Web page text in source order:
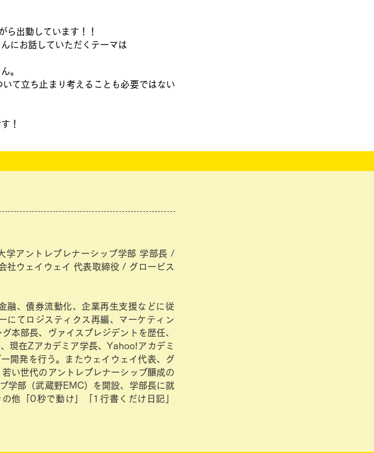
ら出勤しています！！
にお話していただくテーマは
。
て立ち止まり考えることも必要ではない
！
学アントレプレナーシップ学部 学部長 /
ウェイウェイ 代表取締役 / グロービス
、債券流動化、企業再生支援などに従
てロジスティクス再編、マーケティン
本部長、ヴァイスプレジデントを歴任、
現在Zアカデミア学長、Yahoo!アカデミ
開発を行う。またウェイウェイ代表、グ
い世代のアントレプレナーシップ醸成の
学部（武蔵野EMC）を開設、学部長に就
他「0秒で動け」「1行書くだけ日記」